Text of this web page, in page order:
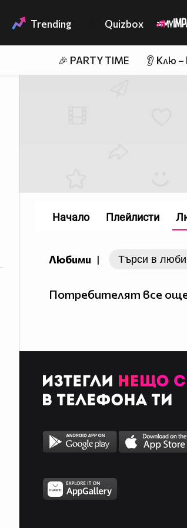
Trending Quizbox
🎉 PARTY TIME 👂 Клю
Любими |
Потребителят все
Начало Плейлисти